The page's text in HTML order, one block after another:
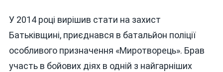
У 2014 році вирішив стати на захист
Батьківщині, приєднався в батальйон поліції
особливого призначення «Миротворець». Брав
участь в бойових діях в одній з найгарніших